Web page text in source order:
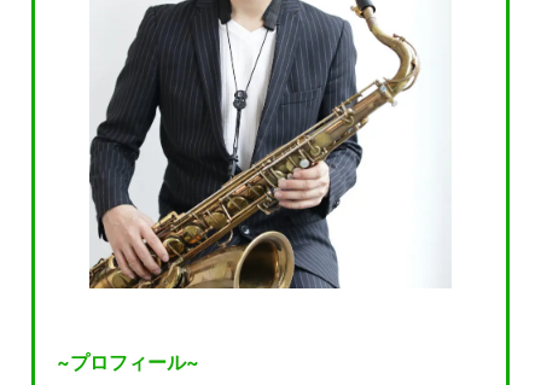
~プロフィール~